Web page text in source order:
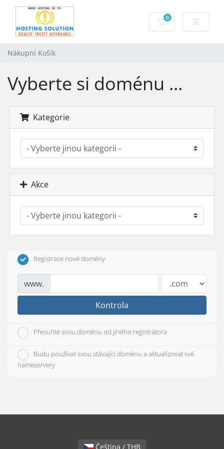
0
Nákupní Košík
Nákupní Košík
Vyberte si doménu ...
Kategorie
Akce
Registrace nové domény
www.
Kontrola
Přesuňte svou doménu od jiného registrátora
Budu používat svou stávající doménu a aktualizovat své
nameservery
Čeština / THB